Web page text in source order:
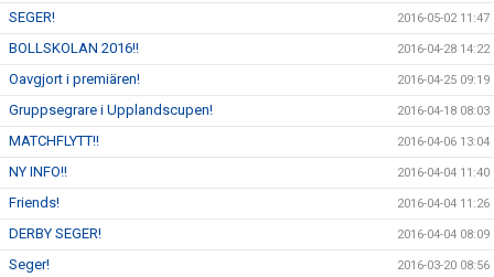
SEGER! 2016-05-02 11:47
BOLLSKOLAN 2016!! 2016-04-28 14:22
Oavgjort i premiären! 2016-04-25 09:19
Gruppsegrare i Upplandscupen! 2016-04-18 08:03
MATCHFLYTT!! 2016-04-06 13:04
NY INFO!! 2016-04-04 11:40
Friends! 2016-04-04 11:26
DERBY SEGER! 2016-04-04 08:09
Seger! 2016-03-20 08:56